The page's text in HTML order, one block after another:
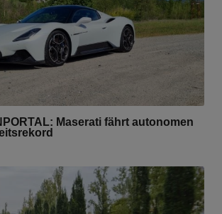
Maserati fährt autonomen